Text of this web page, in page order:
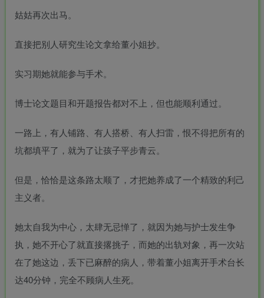
姑姑再次出马。
直接把别人研究生论文拿给董小姐抄。
实习期她就能参与手术。
博士论文题目和开题报告都对不上，但也能顺利通过。
一路上，有人铺路、有人搭桥、有人扫雷，恨不得把所有的
坑都填平了，就为了让孩子平步青云。
但是，恰恰是这条路太顺了，才把她养成了一个精致的利己
主义者。
她太自我为中心，太肆无忌惮了，就因为她与护士发生争
执，她不开心了就直接撂挑子，而她的出轨对象，再一次站
在了她这边，丢下已麻醉的病人，带着董小姐离开手术台长
达40分钟，完全不顾病人生死。